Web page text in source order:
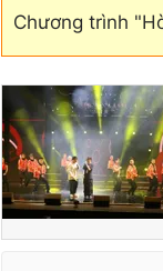
Chương trình